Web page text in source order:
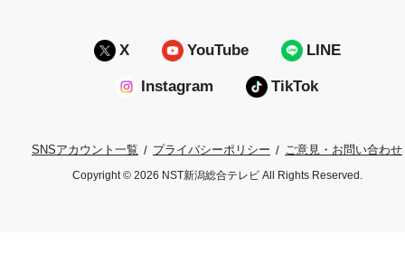
X YouTube LINE
Instagram TikTok
SNSアカウント一覧 プライバシーポリシー ご意見・お問い合わせ
Copyright © 2026 NST新潟総合テレビ All Rights Reserved.